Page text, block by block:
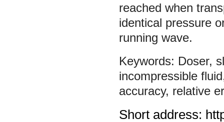
reached when
identical pressure
running wave.
Doser,
incompressible fluid
accuracy, relative
Short address: